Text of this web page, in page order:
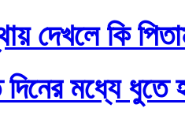
দেখলে কি
মধ্যে ধুতে